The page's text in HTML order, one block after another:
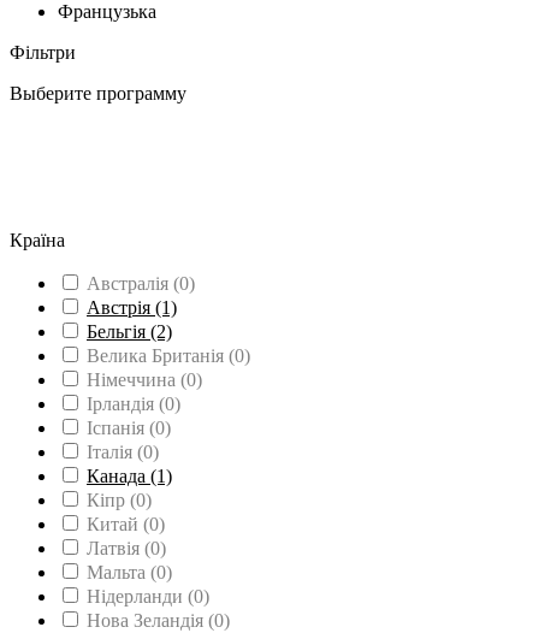
Французька
Фільтри
Выберите программу
Країна
Австралія (0)
Австрія (1)
Бельгія (2)
Велика Британія (0)
Німеччина (0)
Ірландія (0)
Іспанія (0)
Італія (0)
Канада (1)
Кіпр (0)
Китай (0)
Латвія (0)
Мальта (0)
Нідерланди (0)
Нова Зеландія (0)